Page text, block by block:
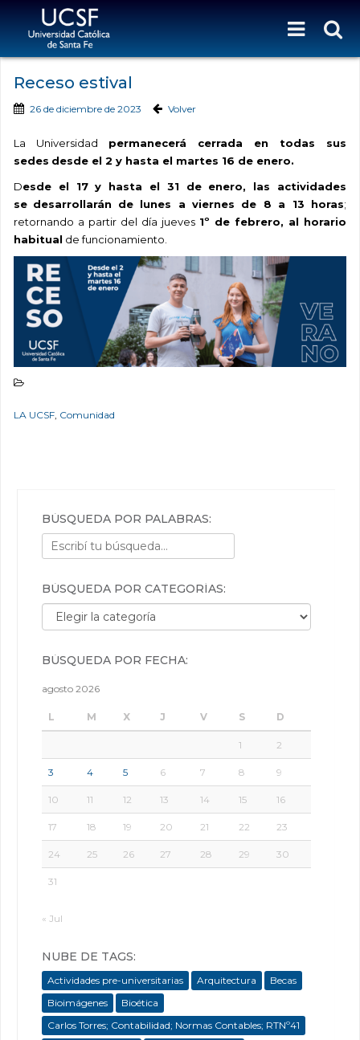
Receso estival
26 de diciembre de 2023 Volver
La Universidad permanecerá cerrada en todas sus
sedes desde el 2 y hasta el martes 16 de enero.
Desde el 17 y hasta el 31 de enero, las actividades
se desarrollarán de lunes a viernes de 8 a 13 horas;
retornando a partir del día jueves 1º de febrero, al horario
habitual defuncionamiento.
LA UCSF Comunidad
BÚSQUEDA POR PALABRAS:
BÚSQUEDA POR CATEGORÍAS:
Búsqueda por categorías:
BÚSQUEDA POR FECHA:
agosto 2026
L M X J V S D
1 2
3 4 5 6 7 8 9
10 11 12 13 14 15 16
17 18 19 20 21 22 23
24 25 26 27 28 29 30
31
« Jul
NUBE DE TAGS:
Actividades pre-universitarias Arquitectura
Becas
Bioimágenes
Bioética
Carlos Torres; Contabilidad; Normas Contables; RTNº41